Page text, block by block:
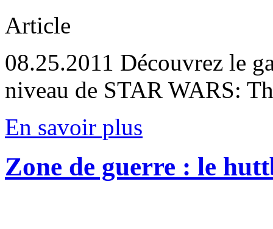
Article
08.25.2011 Découvrez le
niveau de STAR WARS:
En savoir plus
Zone de guerre : le